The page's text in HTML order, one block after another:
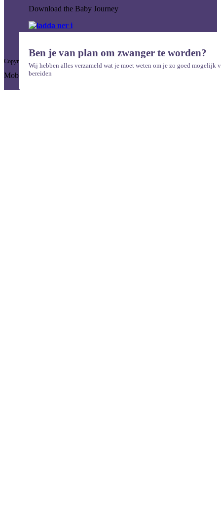
Ben je van plan om zwanger te worden?
Wij hebben alles verzameld wat je moet weten om je zo goed mogelijk
bereiden
Download the Baby Journey
Copyright © Baby Journey
Mobile footer